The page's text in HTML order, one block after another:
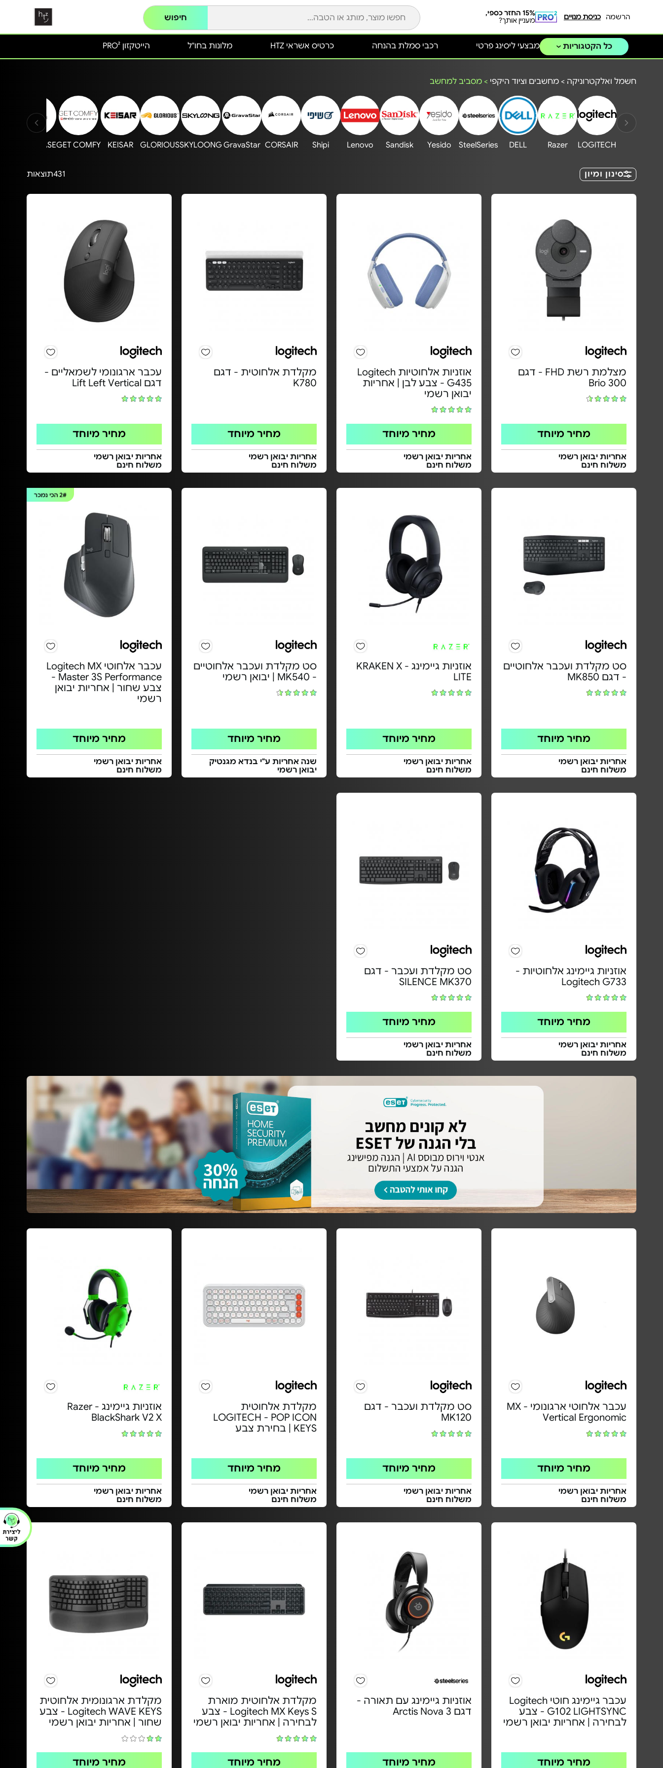
הרשמה כניסת מנויים
15% החזר כספי,
מעניין אותך?
חיפוש
כל הקטגוריות הייטקזון PRO² מלונות בחו"ל כרטיס אשראי HTZ מבצעי ליסינג פרטי רכבי סמלת בהנחה
חשמל ואלקטרוניקה > מחשבים וציוד היקפי > מסביב למחשב
LOGITECH
Razer
DELL
SteelSeries
Yesido
Sandisk
Lenovo
Shipi
CORSAIR
GravaStar
SKYLOONG
GLORIOUS
KEISAR
GET COMFY
MIRACASE
סינון ומיון 431תוצאות
מצלמת רשת FHD - דגם
Brio 300
מחיר מיוחד
אחריות יבואן רשמי
משלוח חינם
אוזניות אלחוטיות Logitech
G435 - צבע לבן | אחריות
יבואן רשמי
מחיר מיוחד
אחריות יבואן רשמי
משלוח חינם
מקלדת אלחוטית - דגם
K780
מחיר מיוחד
אחריות יבואן רשמי
משלוח חינם
עכבר ארגונומי לשמאליים -
דגם Lift Left Vertical
מחיר מיוחד
אחריות יבואן רשמי
משלוח חינם
סט מקלדת ועכבר אלחוטיים
- דגם MK850
מחיר מיוחד
אחריות יבואן רשמי
משלוח חינם
אוזניות גיימינג - KRAKEN X
LITE
מחיר מיוחד
אחריות יבואן רשמי
משלוח חינם
סט מקלדת ועכבר אלחוטיים
- MK540 | יבואן רשמי
מחיר מיוחד
שנה אחריות ע"י בנדא מגנטיק
יבואן רשמי
2#הכי נמכר
עכבר אלחוטי Logitech MX
Master 3S Performance -
צבע שחור | אחריות יבואן
רשמי
מחיר מיוחד
אחריות יבואן רשמי
משלוח חינם
אוזניות גיימינג אלחוטיות -
Logitech G733
מחיר מיוחד
אחריות יבואן רשמי
משלוח חינם
סט מקלדת ועכבר - דגם
SILENCE MK370
מחיר מיוחד
אחריות יבואן רשמי
משלוח חינם
עכבר אלחוטי ארגונומי - MX
Vertical Ergonomic
מחיר מיוחד
אחריות יבואן רשמי
משלוח חינם
סט מקלדת ועכבר - דגם
MK120
מחיר מיוחד
אחריות יבואן רשמי
משלוח חינם
מקלדת אלחוטית
LOGITECH - POP ICON
KEYS | בחירת צבע
מחיר מיוחד
אחריות יבואן רשמי
משלוח חינם
אוזניות גיימינג Razer -
BlackShark V2 X
מחיר מיוחד
אחריות יבואן רשמי
משלוח חינם
עכבר גיימינג חוטי Logitech
G102 LIGHTSYNC - צבע
לבחירה | אחריות יבואן רשמי
מחיר מיוחד
אוזניות גיימינג עם תאורה -
דגם Arctis Nova 3
מחיר מיוחד
מקלדת אלחוטית מוארת
Logitech MX Keys S - צבע
לבחירה | אחריות יבואן רשמי
מחיר מיוחד
מקלדת ארגונומית אלחוטית
Logitech WAVE KEYS - צבע
שחור | אחריות יבואן רשמי
מחיר מיוחד